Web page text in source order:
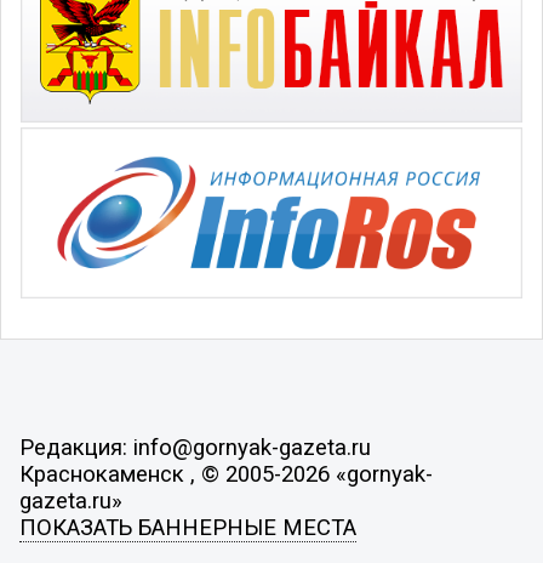
Редакция: info@gornyak-gazeta.ru
Краснокаменск , © 2005-2026 «gornyak-
gazeta.ru»
ПОКАЗАТЬ БАННЕРНЫЕ МЕСТА